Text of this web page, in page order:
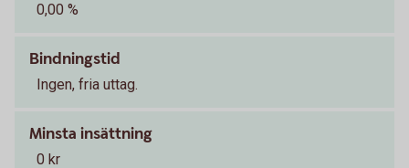
0,00 %
Bindningstid
Ingen, fria uttag.
Minsta insättning
0 kr